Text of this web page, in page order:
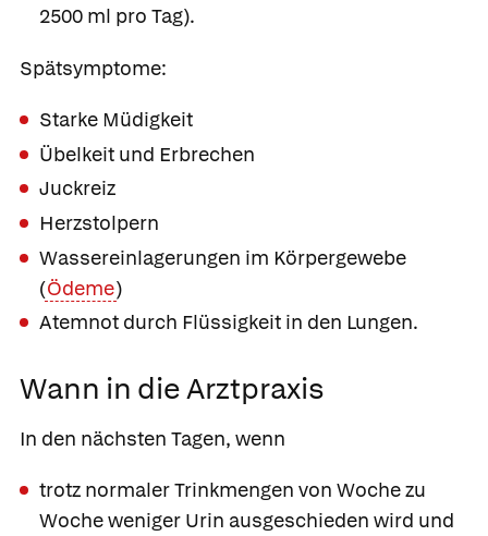
2500 ml pro Tag).
Spätsymptome:
Starke Müdigkeit
Übelkeit und Erbrechen
Juckreiz
Herzstolpern
Wassereinlagerungen im Körpergewebe
(Ödeme)
Atemnot durch Flüssigkeit in den Lungen.
Wann in die Arztpraxis
In den nächsten Tagen, wenn
trotz normaler Trinkmengen von Woche zu
Woche weniger Urin ausgeschieden wird und